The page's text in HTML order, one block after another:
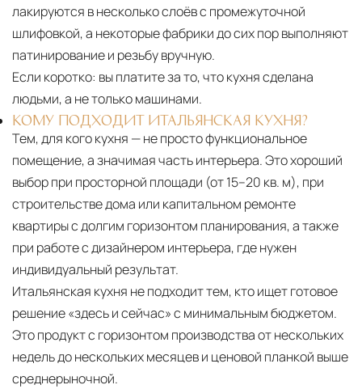
лакируются в несколько слоёв с промежуточной
шлифовкой, а некоторые фабрики до сих пор выполняют
патинирование и резьбу вручную.
Если коротко: вы платите за то, что кухня сделана
людьми, а не только машинами.
КОМУ ПОДХОДИТ ИТАЛЬЯНСКАЯ КУХНЯ?
Тем, для кого кухня — не просто функциональное
помещение, а значимая часть интерьера. Это хороший
выбор при просторной площади (от 15–20 кв. м), при
строительстве дома или капитальном ремонте
квартиры с долгим горизонтом планирования, а также
при работе с дизайнером интерьера, где нужен
индивидуальный результат.
Итальянская кухня не подходит тем, кто ищет готовое
решение «здесь и сейчас» с минимальным бюджетом.
Это продукт с горизонтом производства от нескольких
недель до нескольких месяцев и ценовой планкой выше
среднерыночной.